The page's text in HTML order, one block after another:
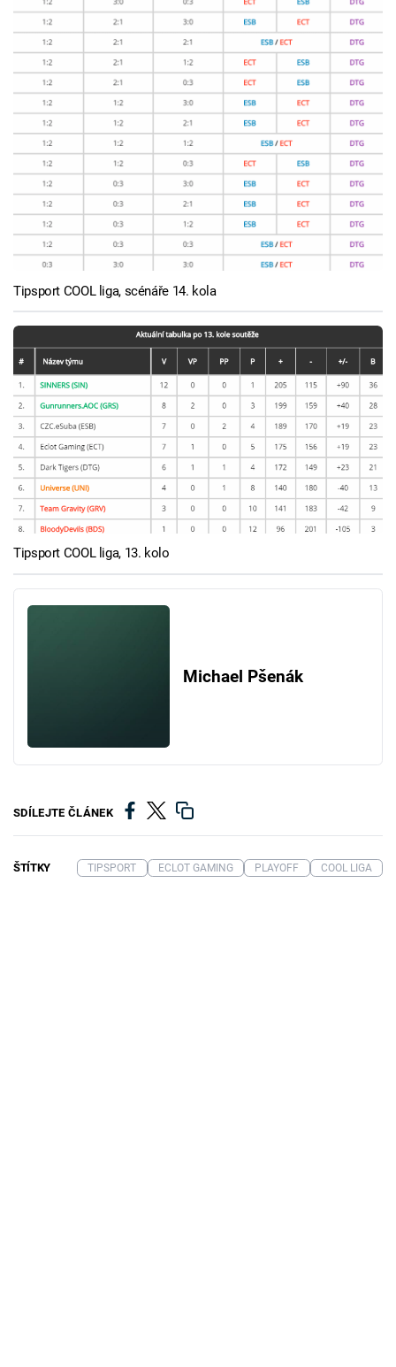
Tipsport COOL liga, scénáře 14. kola
Tipsport COOL liga, 13. kolo
Michael Pšenák
SDÍLEJTE ČLÁNEK
ŠTÍTKY TIPSPORT ECLOT GAMING PLAYOFF COOL LIGA